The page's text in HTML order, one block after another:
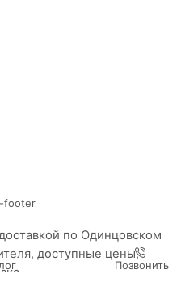
Позвонить
по Одинцовском
доступные цены,